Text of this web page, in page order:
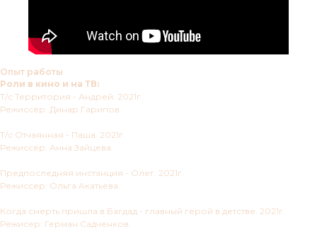
Опыт работы
Роли в кино и на ТВ:
Т/с Территория - Андрей. 2021г.
Режиссёр: Динар Гарипов.
Т/с Отчаянная - Паша. 2021г.
Режиссёр: Анна Зайцева.
Предпоследняя инстанция - Олег. 2021г.
Режиссер: Ольга Акатьева.
Когда смерть пришла в Багдад - главный герой в детстве. 2021г.
Режисер: Герман Садченков.